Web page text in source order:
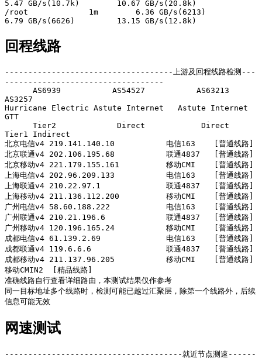
5.47 GB/s(10.7k)        10.67 GB/s(20.8k)
/root             1m        6.36 GB/s(6213)
回程线路
------------------------------------上游及回程线路检测---
----------------------------------
AS3257
Hurricane Electric Astute Internet   Astute Internet
GTT
Tier1 Indirect
北京电信v4 219.141.140.10           电信163    [普通线路]
北京联通v4 202.106.195.68           联通4837   [普通线路]
北京移动v4 221.179.155.161          移动CMI    [普通线路]
上海电信v4 202.96.209.133           电信163    [普通线路]
上海联通v4 210.22.97.1              联通4837   [普通线路]
上海移动v4 211.136.112.200          移动CMI    [普通线路]
广州电信v4 58.60.188.222            电信163    [普通线路]
广州联通v4 210.21.196.6             联通4837   [普通线路]
广州移动v4 120.196.165.24           移动CMI    [普通线路]
成都电信v4 61.139.2.69              电信163    [普通线路]
成都联通v4 119.6.6.6                联通4837   [普通线路]
成都移动v4 211.137.96.205           移动CMI    [普通线路]
移动CMIN2  [精品线路]
准确线路自行查看详细路由，本测试结果仅作参考
同一目标地址多个线路时，检测可能已越过汇聚层，除第一个线路外，后续
网速测试
--------------------------------------就近节点测速------